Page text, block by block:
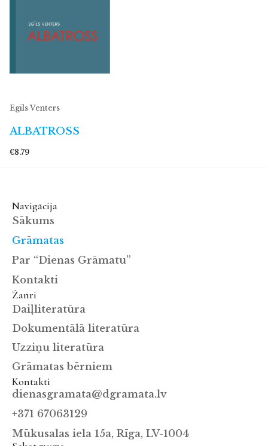
Egīls Venters
ALBATROSS
€8.79
Navigācija
Sākums
Grāmatas
Par “Dienas Grāmatu”
Kontakti
Žanri
Daiļliteratūra
Dokumentālā literatūra
Uzziņu literatūra
Grāmatas bērniem
Kontakti
dienasgramata@dgramata.lv
+371 67063129
Mūkusalas iela 15a, Rīga, LV-1004